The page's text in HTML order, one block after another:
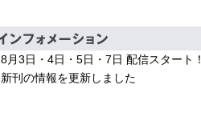
8月3日・4日・5日・7日 配信スタート！
新刊の情報を更新しました